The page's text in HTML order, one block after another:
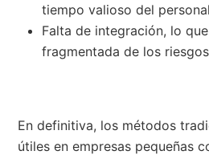
tiempo valioso del
Falta de integración, lo
fragmentada de los
En definitiva, los métodos
útiles en empresas pequeñas